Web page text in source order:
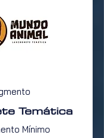
Temática
Mínimo